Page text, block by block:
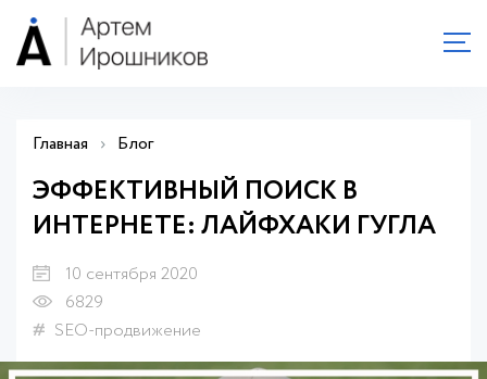
Главная › Блог
ЭФФЕКТИВНЫЙ ПОИСК В
ИНТЕРНЕТЕ: ЛАЙФХАКИ ГУГЛА
10 сентября 2020
6829
SEO-продвижение